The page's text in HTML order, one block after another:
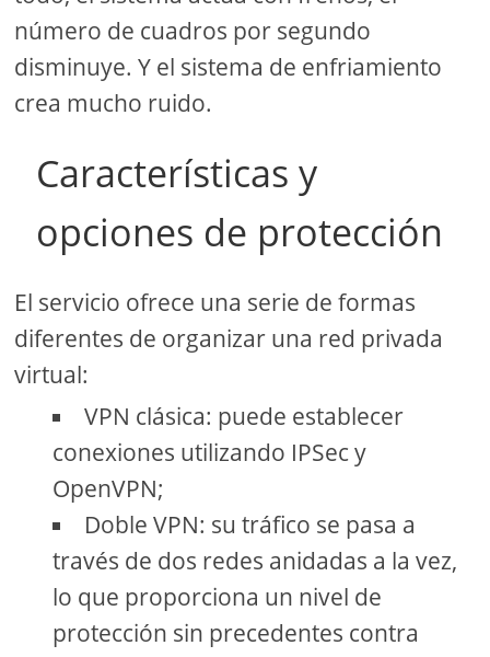
número de cuadros por segundo
disminuye. Y el sistema de enfriamiento
crea mucho ruido.
Características y
opciones de protección
El servicio ofrece una serie de formas
diferentes de organizar una red privada
virtual:
VPN clásica: puede establecer
conexiones utilizando IPSec y
OpenVPN;
Doble VPN: su tráfico se pasa a
través de dos redes anidadas a la vez,
lo que proporciona un nivel de
protección sin precedentes contra